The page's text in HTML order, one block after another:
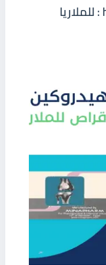
هيدروكين أقراص hydroquin : للملاريا